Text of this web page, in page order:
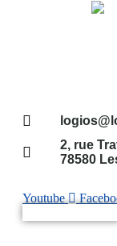
2, rue
78580
Youtube